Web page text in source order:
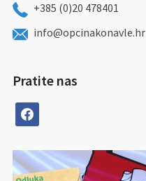
+385 (0)20 478401
info@opcinakonavle.hr
Pratite nas
facebook